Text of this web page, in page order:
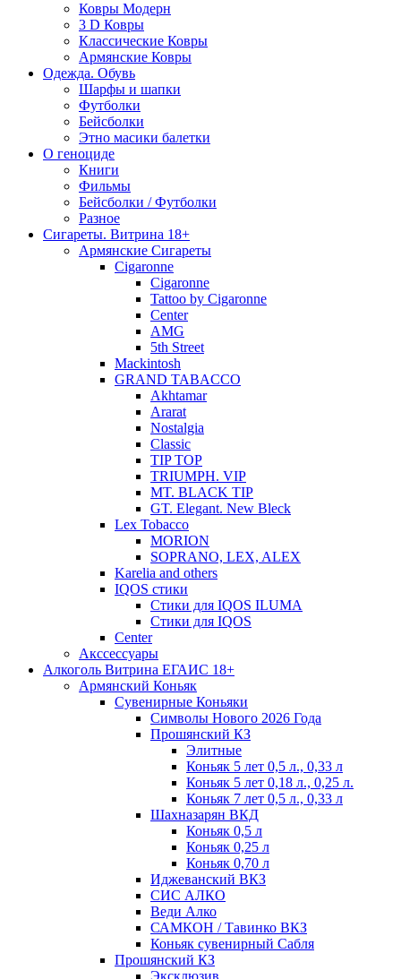
Ковры Модерн
3 D Ковры
Классические Ковры
Армянские Ковры
Одежда. Обувь
Шарфы и шапки
Футболки
Бейсболки
Этно масики балетки
О геноциде
Книги
Фильмы
Бейсболки / Футболки
Разное
Сигареты. Витрина 18+
Армянские Сигареты
Cigaronne
Cigaronne
Tattoo by Cigaronne
Center
AMG
5th Street
Mackintosh
GRAND TABACCO
Akhtamar
Ararat
Nostalgia
Classic
TIP TOP
TRIUMPH. VIP
MT. BLACK TIP
GT. Elegant. New Bleck
Lex Tobacco
MORION
SOPRANO, LEX, ALEX
Karelia and others
IQOS стики
Стики для IQOS ILUMA
Стики для IQOS
Сenter
Акссессуары
Алкоголь Витрина ЕГАИС 18+
Армянский Коньяк
Сувенирные Коньяки
Символы Нового 2026 Года
Прошянский КЗ
Элитные
Коньяк 5 лет 0,5 л., 0,33 л
Коньяк 5 лет 0,18 л., 0,25 л.
Коньяк 7 лет 0,5 л., 0,33 л
Шахназарян ВКД
Коньяк 0,5 л
Коньяк 0,25 л
Коньяк 0,70 л
Иджеванский ВКЗ
СИС АЛКО
Веди Алко
САМКОН / Тавинко ВКЗ
Коньяк сувенирный Сабля
Прошянский КЗ
Эксклюзив